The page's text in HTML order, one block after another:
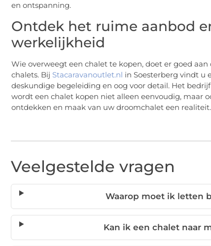
en ontspanning.
Ontdek het ruime aanbod
werkelijkheid
Wie overweegt een chalet te kopen, doet er goed
chalets. Bij Stacaravanoutlet.nl in Soesterberg vindt u
deskundige begeleiding en oog voor detail. Het
wordt een chalet kopen niet alleen eenvoudig, maar
ontdekken en maak van uw droomchalet een realiteit.
Veelgestelde vragen
Waarop moet ik letten
Kan ik een chalet naar